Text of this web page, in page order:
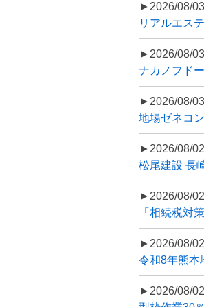
►2026/08/
リアルエス
►2026/08/
ナカノフド
►2026/08/
地場ゼネコ
►2026/08/
松尾建設 長
►2026/08/
「相続税対
►2026/08/
令和8年熊本
►2026/08/